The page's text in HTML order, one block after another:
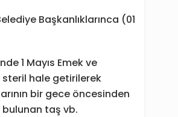
Başkanlıklarınca (01
1 Mayıs Emek ve
steril hale getirilerek
bir gece öncesinden
bulunan taş vb.